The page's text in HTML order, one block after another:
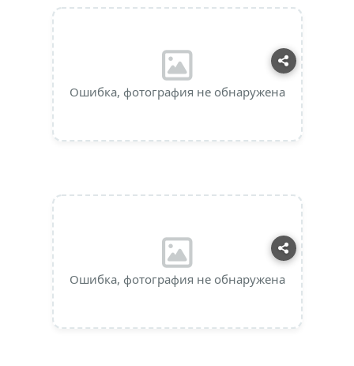
Ошибка, фотография не обнаружена
Ошибка, фотография не обнаружена